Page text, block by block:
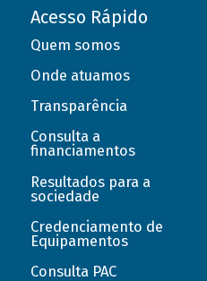
Acesso Rápido
Quem somos
Onde atuamos
Transparência
Consulta a
financiamentos
Resultados para a
sociedade
Credenciamento de
Equipamentos
Consulta PAC